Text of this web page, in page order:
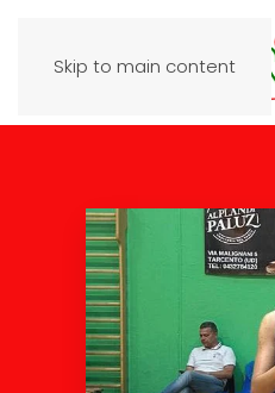
Skip to main content